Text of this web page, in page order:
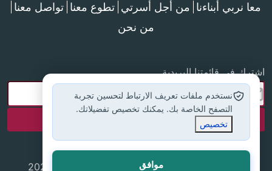
معا نربي أبناءنا من أجل أسرتي تطوع معنا تواصل معنا
من نحن
اشترك في قائمتنا البريدية
جميع الحقوق محفوظة لموقع إسلام أون لاين © 2025
نستخدم ملفات تعريف الارتباط لتحسين تجربة
التصفح الخاصة بك. يمكنك تخصيص تفضيلاتك.
تخصيص
موافق